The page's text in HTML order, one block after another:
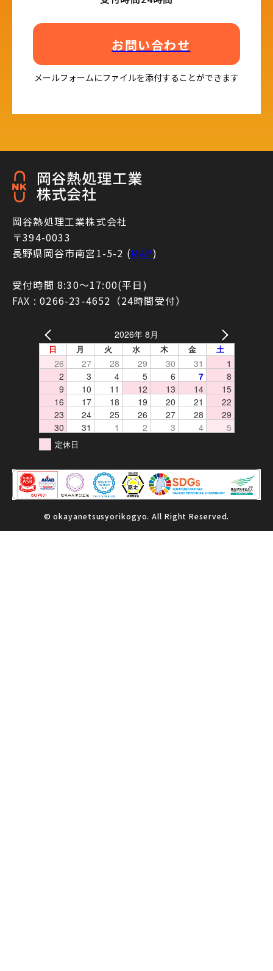
お問い合わせ
メールフォームにファイルを添付することができます
岡谷熱処理工業株式会社
〒394-0033
長野県岡谷市南宮1-5-2 (MAP)
受付時間 8:30〜17:00(平日)
FAX : 0266-23-4652（24時間受付）
2026年 8月
日 月 火 水 木 金 土
26 27 28 29 30 31
1
2
3 4 5 6 7
8
9
10 11 12 13 14
15
16
17 18 19 20 21
22
23
24 25 26 27 28
29
30
31 1 2 3 4 5
定休日
© okayanetsusyorikogyo. All Right Reserved.